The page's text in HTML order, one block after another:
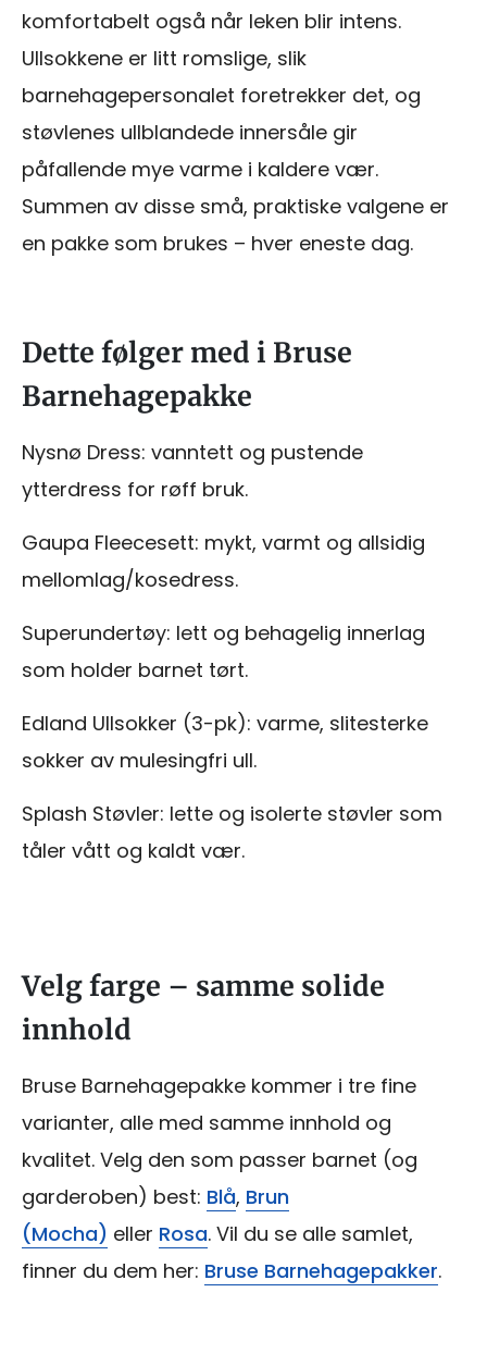
komfortabelt også når leken blir intens.
Ullsokkene er litt romslige, slik
barnehagepersonalet foretrekker det, og
støvlenes ullblandede innersåle gir
påfallende mye varme i kaldere vær.
Summen av disse små, praktiske valgene er
en pakke som brukes – hver eneste dag.
Dette følger med i Bruse
Barnehagepakke
Nysnø Dress: vanntett og pustende
ytterdress for røff bruk.
Gaupa Fleecesett: mykt, varmt og allsidig
mellomlag/kosedress.
Superundertøy: lett og behagelig innerlag
som holder barnet tørt.
Edland Ullsokker (3-pk): varme, slitesterke
sokker av mulesingfri ull.
Splash Støvler: lette og isolerte støvler som
tåler vått og kaldt vær.
Velg farge – samme solide
innhold
Bruse Barnehagepakke kommer i tre fine
varianter, alle med samme innhold og
kvalitet. Velg den som passer barnet (og
garderoben) best: Blå, Brun
(Mocha) eller Rosa. Vil du se alle samlet,
finner du dem her: Bruse Barnehagepakker.